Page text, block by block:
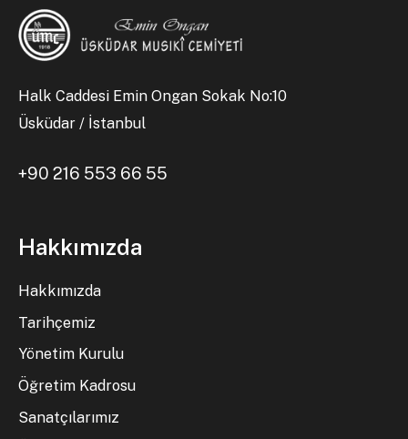
Halk Caddesi Emin Ongan Sokak No:10
Üsküdar / İstanbul
+90 216 553 66 55
Hakkımızda
Hakkımızda
Tarihçemiz
Yönetim Kurulu
Öğretim Kadrosu
Sanatçılarımız